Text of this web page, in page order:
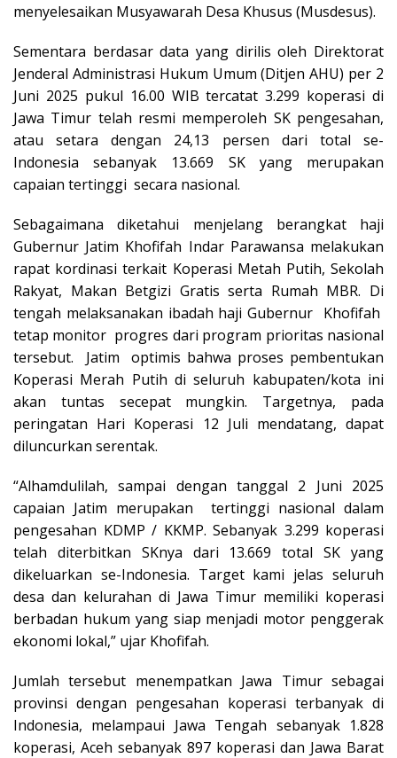
menyelesaikan Musyawarah Desa Khusus (Musdesus).
Sementara berdasar data yang dirilis oleh Direktorat
Jenderal Administrasi Hukum Umum (Ditjen AHU) per 2
Juni 2025 pukul 16.00 WIB tercatat 3.299 koperasi di
Jawa Timur telah resmi memperoleh SK pengesahan,
atau setara dengan 24,13 persen dari total se-
Indonesia sebanyak 13.669 SK yang merupakan
capaian tertinggi secara nasional.
Sebagaimana diketahui menjelang berangkat haji
Gubernur Jatim Khofifah Indar Parawansa melakukan
rapat kordinasi terkait Koperasi Metah Putih, Sekolah
Rakyat, Makan Betgizi Gratis serta Rumah MBR. Di
tengah melaksanakan ibadah haji Gubernur Khofifah
tetap monitor progres dari program prioritas nasional
tersebut. Jatim optimis bahwa proses pembentukan
Koperasi Merah Putih di seluruh kabupaten/kota ini
akan tuntas secepat mungkin. Targetnya, pada
peringatan Hari Koperasi 12 Juli mendatang, dapat
diluncurkan serentak.
“Alhamdulilah, sampai dengan tanggal 2 Juni 2025
capaian Jatim merupakan tertinggi nasional dalam
pengesahan KDMP / KKMP. Sebanyak 3.299 koperasi
telah diterbitkan SKnya dari 13.669 total SK yang
dikeluarkan se-Indonesia. Target kami jelas seluruh
desa dan kelurahan di Jawa Timur memiliki koperasi
berbadan hukum yang siap menjadi motor penggerak
ekonomi lokal,” ujar Khofifah.
Jumlah tersebut menempatkan Jawa Timur sebagai
provinsi dengan pengesahan koperasi terbanyak di
Indonesia, melampaui Jawa Tengah sebanyak 1.828
koperasi, Aceh sebanyak 897 koperasi dan Jawa Barat